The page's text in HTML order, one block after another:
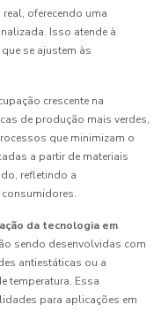
oferecendo uma
Isso atende à
se ajustem às
crescente na
de produção mais verdes,
que minimizam o
a partir de materiais
refletindo a
da tecnologia em
sendo desenvolvidas com
antiestáticas ou a
temperatura. Essa
para aplicações em